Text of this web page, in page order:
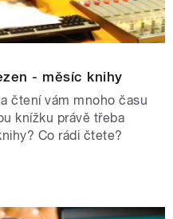
- měsíc knihy
čtení vám mnoho času
knížku právě třeba
Co rádi čtete?